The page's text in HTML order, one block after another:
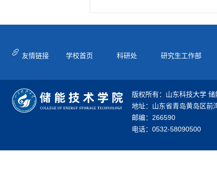
友情链接 学校首页 科研处 研究生工作部
版权所有：山东科技大学
地址：山东省青岛黄岛区前
邮编：266590
电话：0532-58090500